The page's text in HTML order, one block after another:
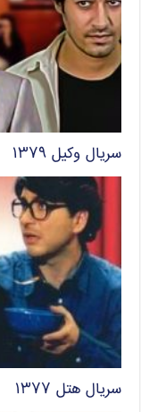
سریال وکیل ۱۳۷۹
سریال هتل ۱۳۷۷